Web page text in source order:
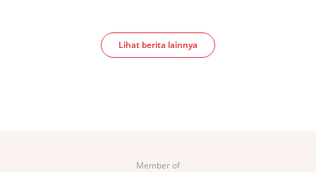
Lihat berita lainnya
Member of